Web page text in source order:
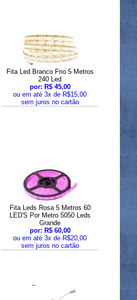
Fita Led Branco Frio 5 Metros
240 Led
por: R$ 45,00
ou em até 3x de R$15,00
sem juros no cartão
Fita Leds Rosa 5 Metros 60
LED'S Por Metro 5050 Leds
Grande
por: R$ 60,00
ou em até 3x de R$20,00
sem juros no cartão